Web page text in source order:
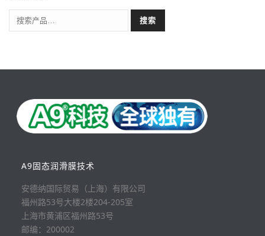
搜索
A9固态润滑膜技术
安德纳国际贸易（上海）有限公司
福州路53号大楼2楼204-205室
上海市黄浦区福州路53号
邮编：200002